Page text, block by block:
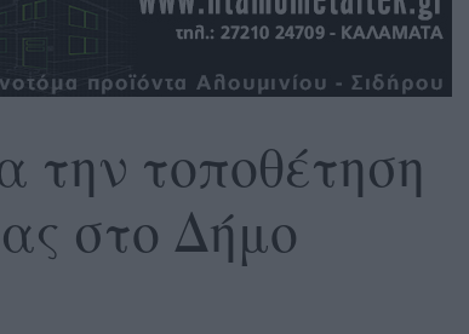
την τοποθέτηση
στο Δήμο